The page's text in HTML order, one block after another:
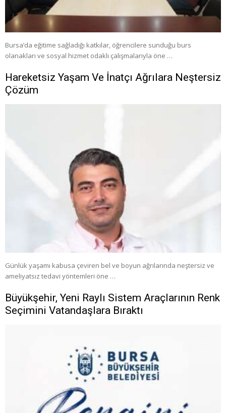
Bursa’da eğitime sağladığı katkılar, öğrencilere sunduğu burs
olanakları ve sosyal hizmet odaklı çalışmalarıyla öne …
Hareketsiz Yaşam Ve İnatçı Ağrılara Neştersiz
Çözüm
Günlük yaşamı kabusa çeviren bel ve boyun ağrılarında neştersiz ve
ameliyatsız tedavi yöntemleri öne …
Büyükşehir, Yeni Raylı Sistem Araçlarının Renk
Seçimini Vatandaşlara Bıraktı